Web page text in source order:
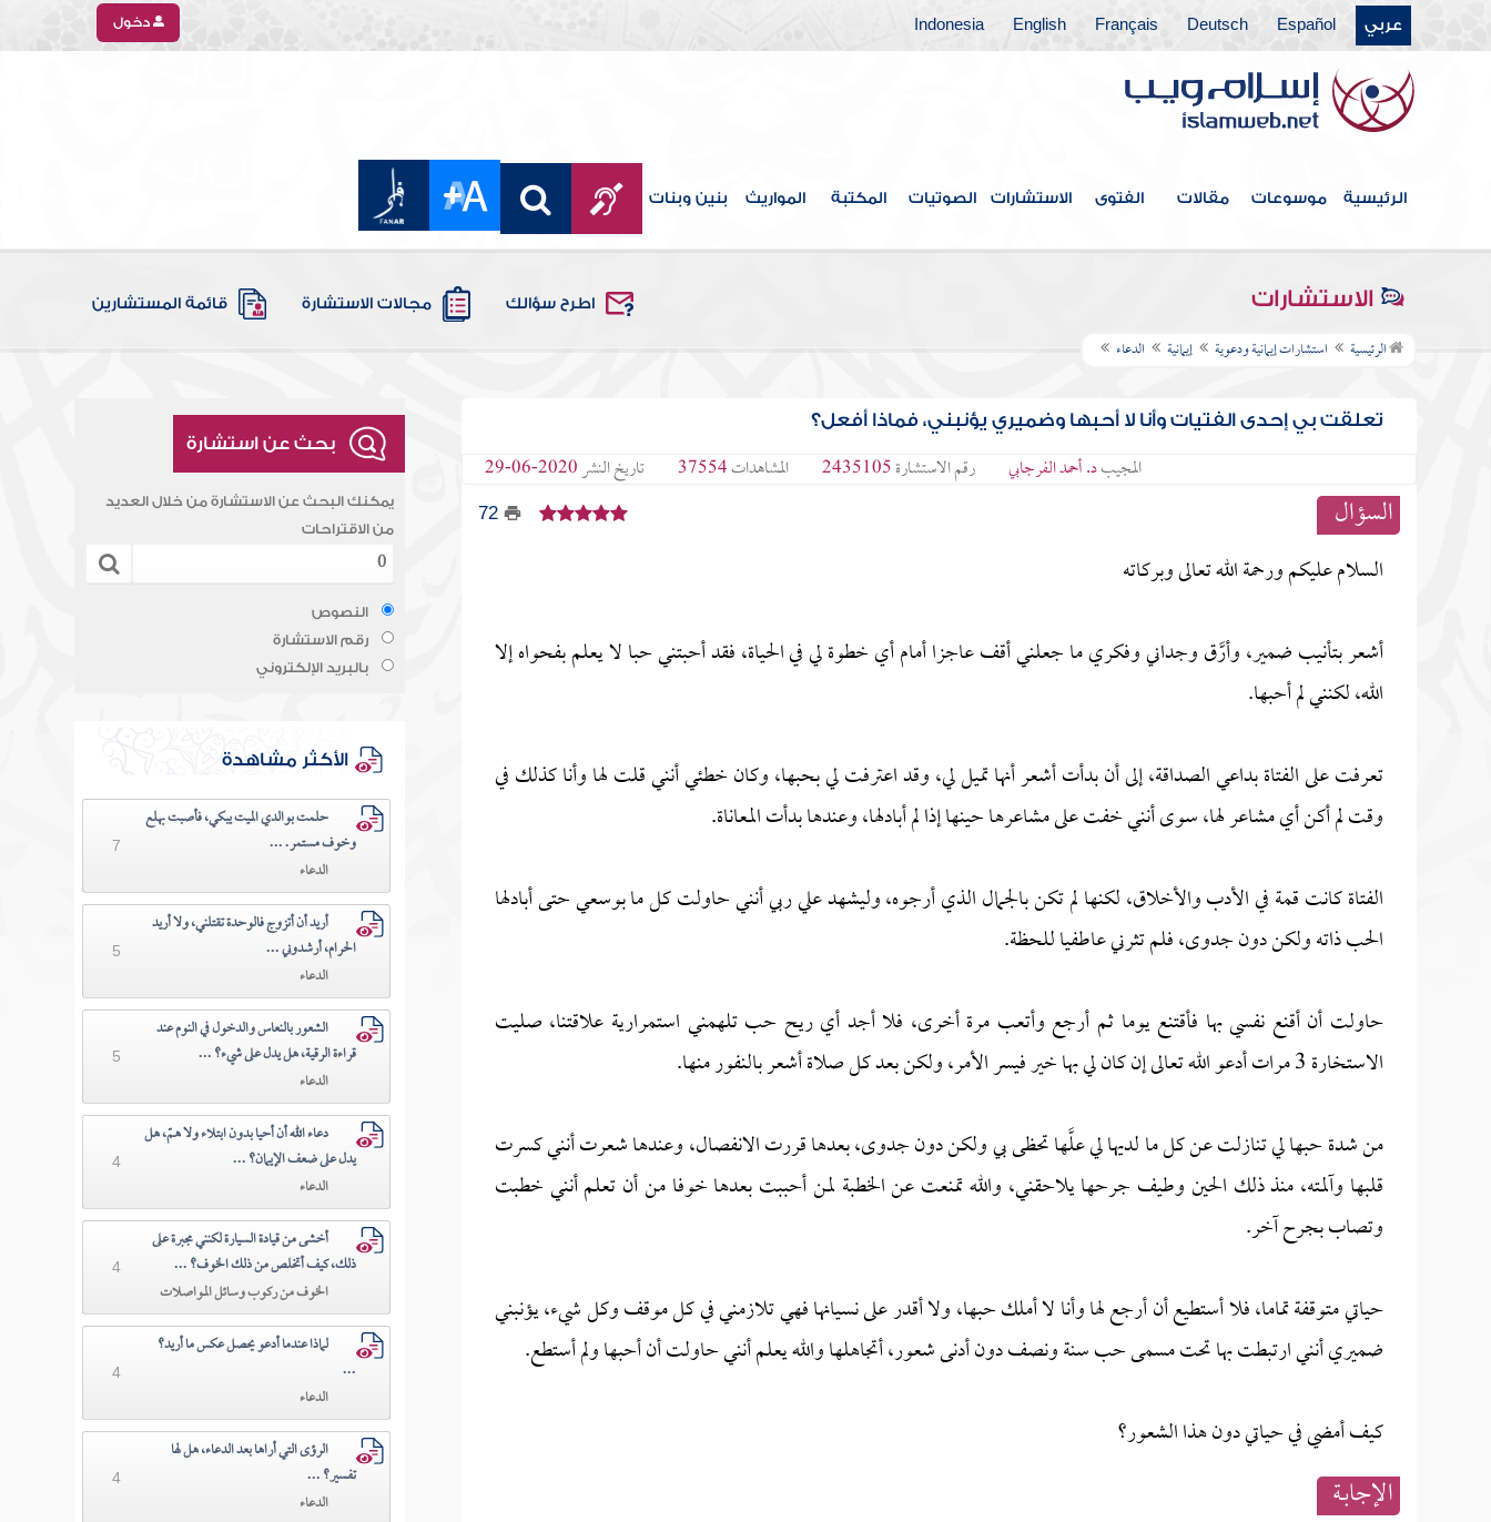
عربي Español
Deutsch
Français
English
Indonesia دخول
الرئيسية موسوعات مقالات الفتوى الاستشارات الصوتيات المكتبة المواريث بنين وبنات
الاستشارات اطرح سؤالك مجالات الاستشارة قائمة المستشارين
الرئيسية استشارات إيمانية ودعوية إيمانية الدعاء
تعلقت بي إحدى الفتيات وأنا لا أحبها وضميري يؤنبني، فماذا أفعل؟
المجيبد. أحمد الفرجابي رقم الاستشارة2435105 المشاهدات37554 تاريخ النشر2020-06-29
السؤال 72
السلام عليكم ورحمة الله تعالى وبركاته
أشعر بتأنيب ضمير، وأرَّق وجداني وفكري ما جعلني أقف عاجزا أمام أي خطوة لي في الحياة، فقد أحبتني حبا لا يعلم بفحواه إلا
الله، لكنني لم أحبها.
تعرفت على الفتاة بداعي الصداقة، إلى أن بدأت أشعر أنها تميل لي، وقد اعترفت لي بحبها، وكان خطئي أنني قلت لها وأنا كذلك في
وقت لم أكن أي مشاعر لها، سوى أنني خفت على مشاعرها حينها إذا لم أبادلها، وعندها بدأت المعاناة.
الفتاة كانت قمة في الأدب والأخلاق، لكنها لم تكن بالجمال الذي أرجوه، وليشهد علي ربي أنني حاولت كل ما بوسعي حتى أبادلها
الحب ذاته ولكن دون جدوى، فلم تثرني عاطفيا للحظة.
حاولت أن أقنع نفسي بها فأقتنع يوما ثم أرجع وأتعب مرة أخرى، فلا أجد أي ريح حب تلهمني استمرارية علاقتنا، صليت
الاستخارة 3 مرات أدعو الله تعالى إن كان لي بها خير فيسر الأمر، ولكن بعد كل صلاة أشعر بالنفور منها.
من شدة حبها لي تنازلت عن كل ما لديها لي علَّها تحظى بي ولكن دون جدوى، بعدها قررت الانفصال، وعندها شعرت أنني كسرت
قلبها وآلمته، منذ ذلك الحين وطيف جرحها يلاحقني، والله تمنعت عن الخطبة لمن أحببت بعدها خوفا من أن تعلم أنني خطبت
وتصاب بجرح آخر.
حياتي متوقفة تماما، فلا أستطيع أن أرجع لها وأنا لا أملك حبها، ولا أقدر على نسيانها فهي تلازمني في كل موقف وكل شيء، يؤنبني
ضميري أنني ارتبطت بها تحت مسمى حب سنة ونصف دون أدنى شعور، أتجاهلها والله يعلم أنني حاولت أن أحبها ولم أستطع.
كيف أمضي في حياتي دون هذا الشعور؟
الإجابــة
بحث عن استشارة
يمكنك البحث عن الاستشارة من خلال العديد
من الاقتراحات
النصوص
رقم الاستشارة
بالبريد الإلكتروني
الأكثر مشاهدة
حلمت بوالدي الميت يبكي، فأصبت بهلع
وخوف مستمر. ...
الدعاء
7
أريد أن أتزوج فالوحدة تقتلني، ولا أريد
الحرام، أرشدوني ...
الدعاء
5
الشعور بالنعاس والدخول في النوم عند
قراءة الرقية، هل يدل على شيء؟ ...
الدعاء
5
دعاء الله أن أحيا بدون ابتلاء ولا همّ، هل
يدل على ضعف الإيمان؟ ...
الدعاء
4
أخشى من قيادة السيارة لكنني مجبرة على
ذلك، كيف أتخلص من ذلك الخوف؟ ...
الخوف من ركوب وسائل المواصلات
4
لماذا عندما أدعو يحصل عكس ما أريد؟
...
الدعاء
4
الرؤى التي أراها بعد الدعاء، هل لها
تفسير؟ ...
الدعاء
4